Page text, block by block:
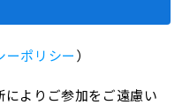
ーポリシー）
よりご参加をご遠慮い